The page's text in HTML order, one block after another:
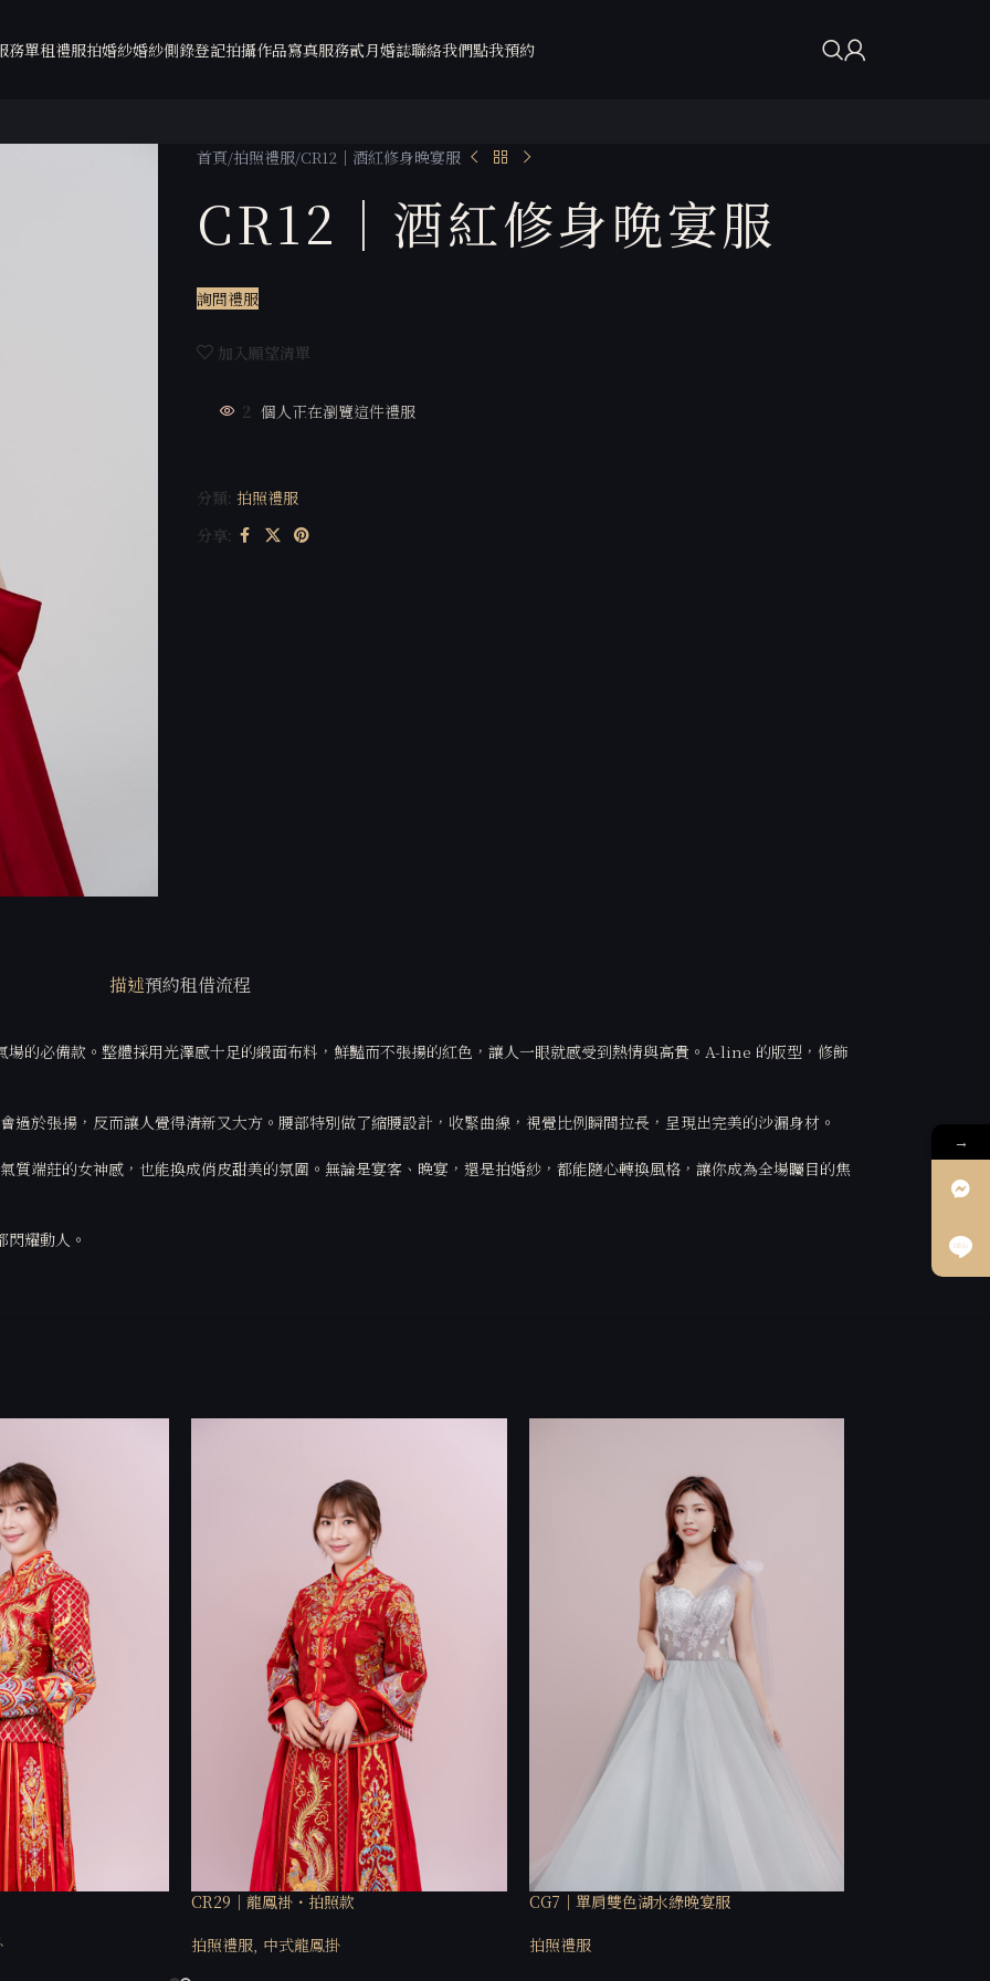
務單租禮服拍婚紗婚紗側錄登記拍攝作品寫真服務貳月婚誌聯絡我們點我預約
首頁 拍照禮服 CR12｜酒紅修身晚宴服
CR12｜酒紅修身晚宴服
詢問禮服
加入願望清單
2 個人正在瀏覽這件禮服
分類: 拍照禮服
分享:
描述預約租借流程
的必備款。整體採用光澤感十足的緞面布料，鮮豔而不張揚的紅色，讓人一眼就感受到熱情與高貴。A-line 的版型，修飾
於張揚，反而讓人覺得清新又大方。腰部特別做了縮腰設計，收緊曲線，視覺比例瞬間拉長，呈現出完美的沙漏身材。
端莊的女神感，也能換成俏皮甜美的氛圍。無論是宴客、晚宴，還是拍婚紗，都能隨心轉換風格，讓你成為全場矚目的焦
耀動人。
CR29｜龍鳳褂・拍照款
拍照禮服, 中式龍鳳掛
CG7｜單肩雙色湖水綠晚宴服
拍照禮服
→